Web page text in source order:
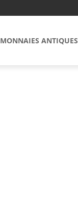
MONNAIES ANTIQUES